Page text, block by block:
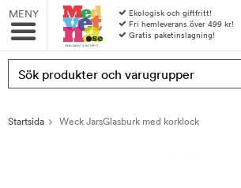
MENY
Ekologisk och giftfritt!
Fri hemleverans över 499 kr!
Gratis paketinslagning!
Produkten har blivit tillagd i
Startsida Weck JarsGlasburk med korklock